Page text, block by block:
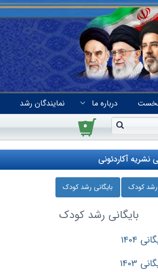
درباره ما نمایندگان رشد
۰
نشریه آکاردئونی
کودک بایگانی رشد کودک
بایگانی رشد کودک
1404
1403